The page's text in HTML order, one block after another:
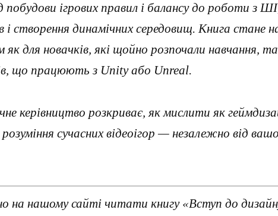
побудови ігрових правил і балансу до роботи з
і створення динамічних середовищ. Книга стане
як для новачків, які щойно розпочали навчання,
що працюють з Unity або Unreal.
керівництво розкриває, як мислити як
сучасних відеоігор — незалежно від
на нашому сайті читати книгу «Вступ до